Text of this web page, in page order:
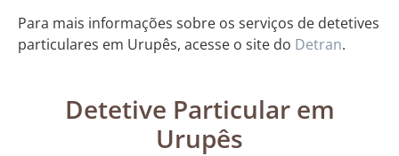
Para mais informações sobre os serviços de detetives
particulares em Urupês, acesse o site do Detran.
Detetive Particular em
Urupês